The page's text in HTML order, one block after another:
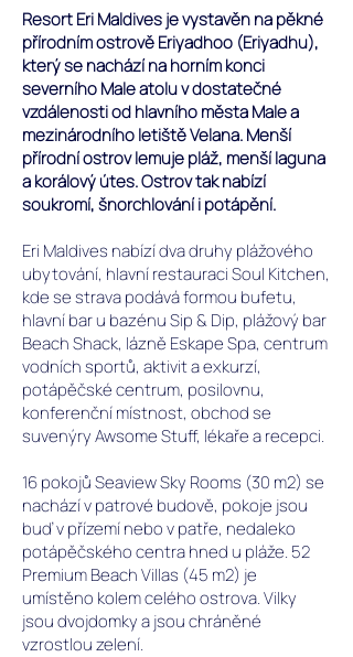
Resort Eri Maldives je vystavěn na pěkné
přírodním ostrově Eriyadhoo (Eriyadhu),
který se nachází na horním konci
severního Male atolu v dostatečné
vzdálenosti od hlavního města Male a
mezinárodního letiště Velana. Menší
přírodní ostrov lemuje pláž, menší laguna
a korálový útes. Ostrov tak nabízí
soukromí, šnorchlování i potápění.
Eri Maldives nabízí dva druhy plážového
ubytování, hlavní restauraci Soul Kitchen,
kde se strava podává formou bufetu,
hlavní bar u bazénu Sip & Dip, plážový bar
Beach Shack, lázně Eskape Spa, centrum
vodních sportů, aktivit a exkurzí,
potápěčské centrum, posilovnu,
konferenční místnost, obchod se
suvenýry Awsome Stuff, lékaře a recepci.
16 pokojů Seaview Sky Rooms (30 m2) se
nachází v patrové budově, pokoje jsou
buď v přízemí nebo v patře, nedaleko
potápěčského centra hned u pláže. 52
Premium Beach Villas (45 m2) je
umístěno kolem celého ostrova. Vilky
jsou dvojdomky a jsou chráněné
vzrostlou zelení.